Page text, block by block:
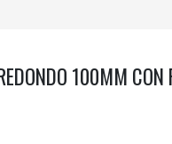
100MM CON